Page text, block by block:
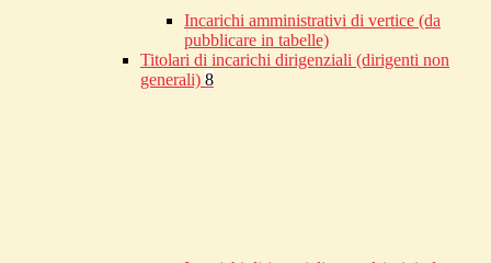
Incarichi amministrativi di vertice (da
pubblicare in tabelle)
Titolari di incarichi dirigenziali (dirigenti non
generali) 8